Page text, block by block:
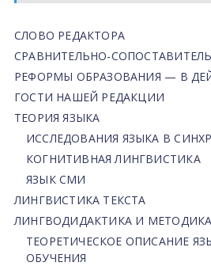
СЛОВО РЕДАКТОРА
СРАВНИТЕЛЬНО-
РЕФОРМЫ ОБРАЗОВАНИЯ — В
ГОСТИ НАШЕЙ РЕДАКЦИИ
ТЕОРИЯ ЯЗЫКА
ИССЛЕДОВАНИЯ ЯЗЫКА В
КОГНИТИВНАЯ ЛИНГВИСТИКА
ЯЗЫК СМИ
ЛИНГВИСТИКА ТЕКСТА
ЛИНГВОДИДАКТИКА И МЕТОДИКА
ТЕОРЕТИЧЕСКОЕ ОПИСАНИЕ
ОБУЧЕНИЯ